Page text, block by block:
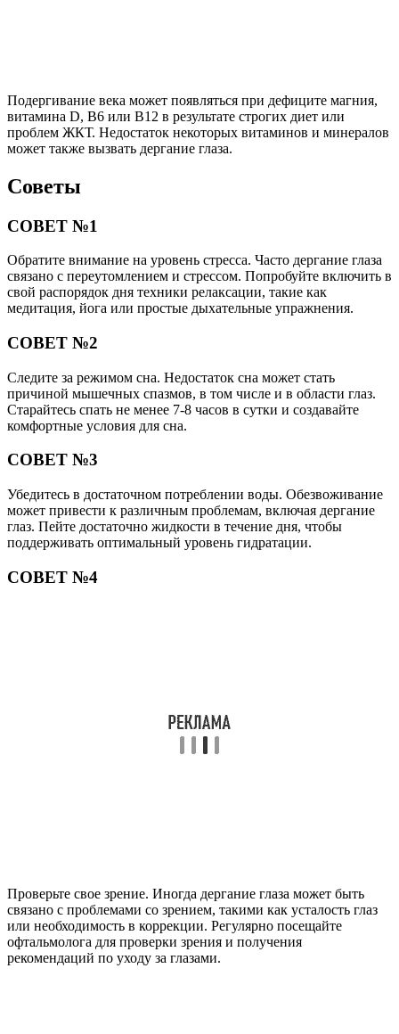
Подергивание века может появляться при дефиците магния,
витамина D, B6 или B12 в результате строгих диет или
проблем ЖКТ. Недостаток некоторых витаминов и минералов
может также вызвать дергание глаза.
Советы
СОВЕТ №1
Обратите внимание на уровень стресса. Часто дергание глаза
связано с переутомлением и стрессом. Попробуйте включить в
свой распорядок дня техники релаксации, такие как
медитация, йога или простые дыхательные упражнения.
СОВЕТ №2
Следите за режимом сна. Недостаток сна может стать
причиной мышечных спазмов, в том числе и в области глаз.
Старайтесь спать не менее 7-8 часов в сутки и создавайте
комфортные условия для сна.
СОВЕТ №3
Убедитесь в достаточном потреблении воды. Обезвоживание
может привести к различным проблемам, включая дергание
глаз. Пейте достаточно жидкости в течение дня, чтобы
поддерживать оптимальный уровень гидратации.
СОВЕТ №4
Проверьте свое зрение. Иногда дергание глаза может быть
связано с проблемами со зрением, такими как усталость глаз
или необходимость в коррекции. Регулярно посещайте
офтальмолога для проверки зрения и получения
рекомендаций по уходу за глазами.